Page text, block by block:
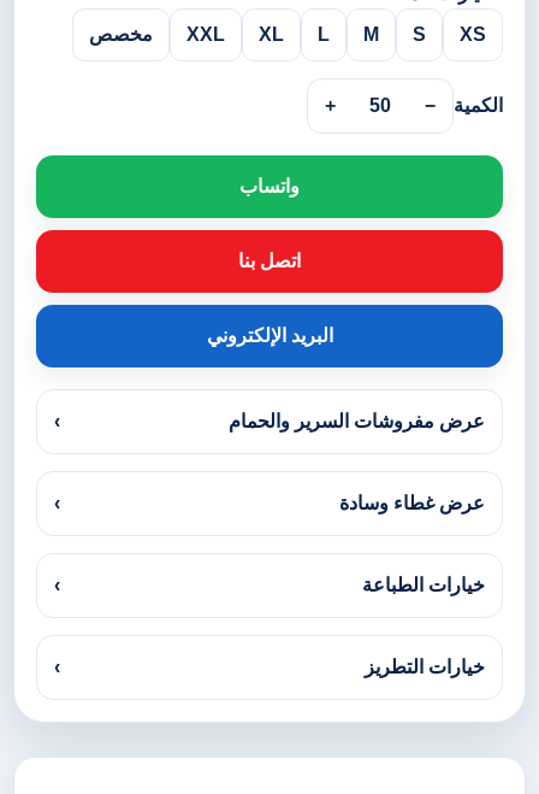
XS
S
M
L
XL
XXL مخصص
الكمية −
50
+
واتساب
اتصل بنا
البريد الإلكتروني
عرض مفروشات السرير والحمام ›
عرض غطاء وسادة ›
خيارات الطباعة ›
خيارات التطريز ›